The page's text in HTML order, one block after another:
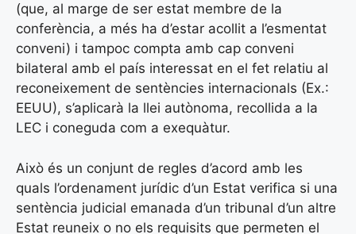
(que, al marge de ser estat membre de la
conferència, a més ha d’estar acollit a l’esmentat
conveni) i tampoc compta amb cap conveni
bilateral amb el país interessat en el fet relatiu al
reconeixement de sentències internacionals (Ex.:
EEUU), s’aplicarà la llei autònoma, recollida a la
LEC i coneguda com a exequàtur.
Això és un conjunt de regles d’acord amb les
quals l’ordenament jurídic d’un Estat verifica si una
sentència judicial emanada d’un tribunal d’un altre
Estat reuneix o no els requisits que permeten el